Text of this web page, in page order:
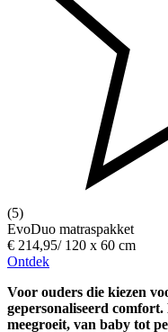
(5)
EvoDuo matraspakket
€ 214,95/ 120 x 60 cm
Ontdek
Voor ouders die kiezen
gepersonaliseerd
meegroeit, van baby tot